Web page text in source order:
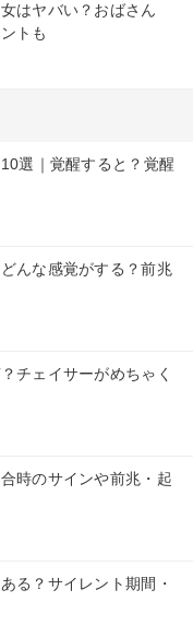
はヤバい？おばさん
トも
選｜覚醒すると？覚醒
んな感覚がする？前兆
チェイサーがめちゃく
時のサインや前兆・起
る？サイレント期間・